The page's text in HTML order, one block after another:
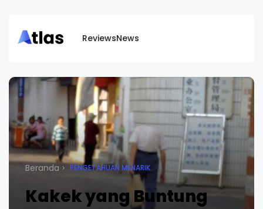
ReviewsNews
Beranda PENGETAHUAN MENARIK
Kakek yang Buntung